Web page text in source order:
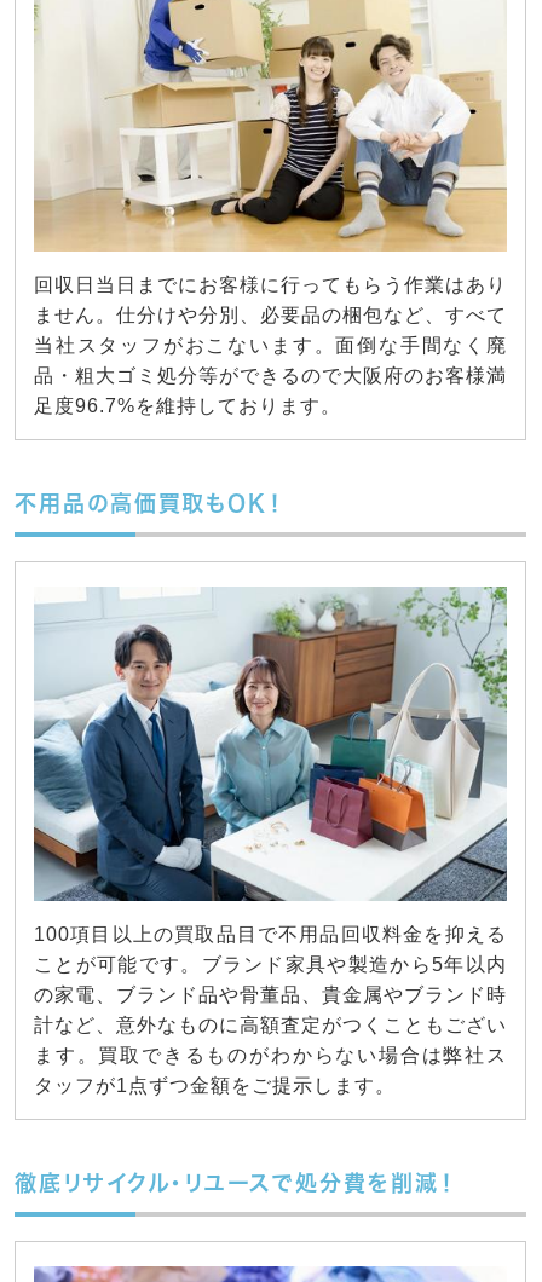
回収日当日までにお客様に行ってもらう作業はあり
ません。仕分けや分別、必要品の梱包など、すべて
当社スタッフがおこないます。面倒な手間なく廃
品・粗大ゴミ処分等ができるので大阪府のお客様満
足度96.7%を維持しております。
不用品の高価買取もOK！
100項目以上の買取品目で不用品回収料金を抑える
ことが可能です。ブランド家具や製造から5年以内
の家電、ブランド品や骨董品、貴金属やブランド時
計など、意外なものに高額査定がつくこともござい
ます。買取できるものがわからない場合は弊社ス
タッフが1点ずつ金額をご提示します。
徹底リサイクル・リユースで処分費を削減！